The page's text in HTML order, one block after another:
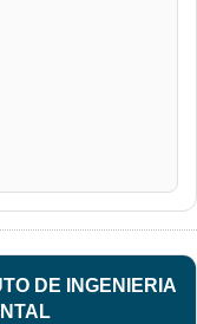
DE INGENIERIA